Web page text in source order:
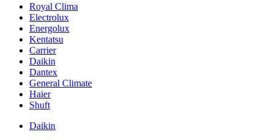
Royal Clima
Electrolux
Energolux
Kentatsu
Carrier
Daikin
Dantex
General Climate
Haier
Shuft
Daikin